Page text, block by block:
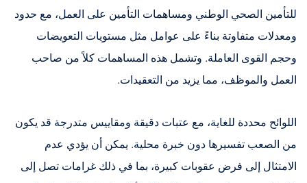
للتأمين الصحي الوطني ومساهمات التأمين على العمل، مع حدود
ومعدلات متفاوتة بناءً على عوامل مثل مستويات التعويضات
وحجم القوى العاملة. وتشمل هذه المساهمات كلاً من صاحب
العمل والموظف، مما يزيد من التعقيدات.
اللوائح محددة للغاية، مع عتبات دقيقة ومقاييس متدرجة قد يكون
من الصعب تفسيرها دون خبرة محلية. يمكن أن يؤدي عدم
الامتثال إلى فرض عقوبات كبيرة، بما في ذلك غرامات تصل إلى